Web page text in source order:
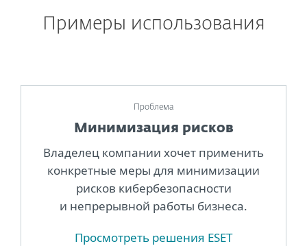
Примеры использования
Проблема
Минимизация рисков
Владелец компании хочет применить
конкретные меры для минимизации
рисков кибербезопасности
и непрерывной работы бизнеса.
Просмотреть решения ESET